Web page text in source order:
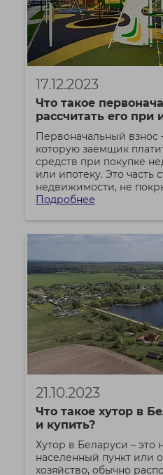
17.12.2023
Что такое
рассчитать его при
Первоначальный взнос
которую заемщик
средств при покупке
или ипотеку. Это часть
недвижимости, не
Подробнее
21.10.2023
Что такое хутор в
и купить?
Хутор в Беларуси – это
населенный пункт или
хозяйство, обычно